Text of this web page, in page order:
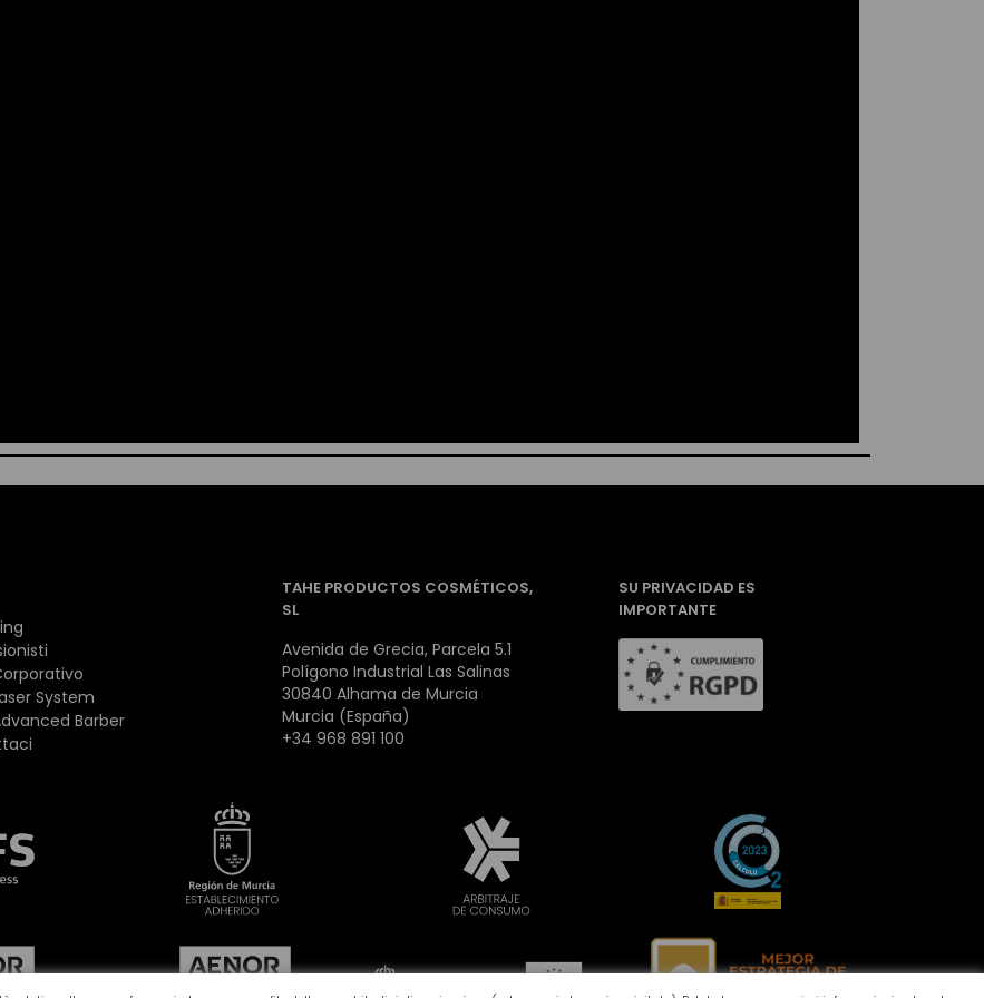
System
Barber
TAHE PRODUCTOS COSMÉTICOS,
SL
Avenida de Grecia, Parcela 5.1
Polígono Industrial Las Salinas
30840 Alhama de Murcia
Murcia (España)
+34 968 891 100
SU PRIVACIDAD ES
IMPORTANTE